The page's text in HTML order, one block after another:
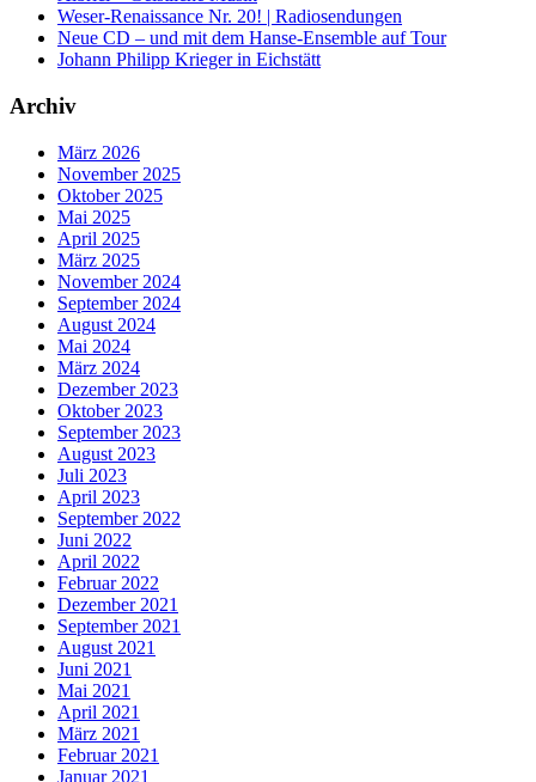
Weser-Renaissance Nr. 20! | Radiosendungen
Neue CD – und mit dem Hanse-Ensemble auf Tour
Johann Philipp Krieger in Eichstätt
Archiv
März 2026
November 2025
Oktober 2025
Mai 2025
April 2025
März 2025
November 2024
September 2024
August 2024
Mai 2024
März 2024
Dezember 2023
Oktober 2023
September 2023
August 2023
Juli 2023
April 2023
September 2022
Juni 2022
April 2022
Februar 2022
Dezember 2021
September 2021
August 2021
Juni 2021
Mai 2021
April 2021
März 2021
Februar 2021
Januar 2021